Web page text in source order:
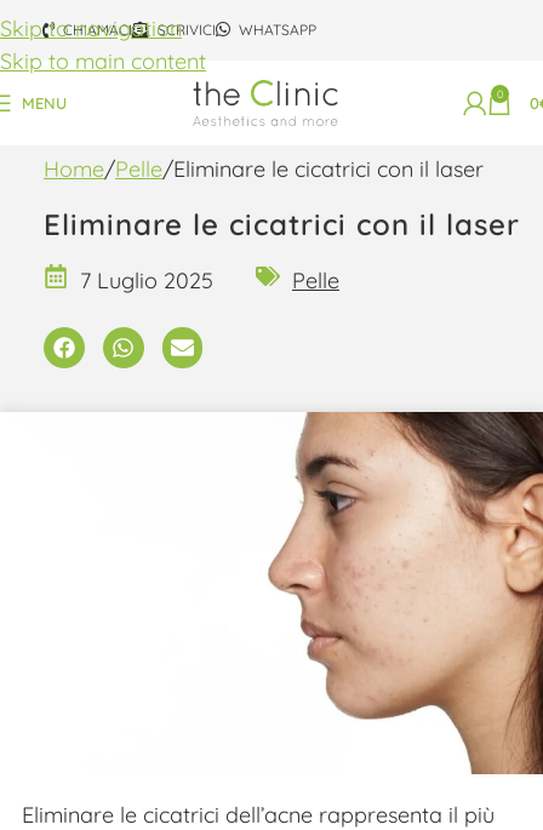
Skip to navigation
Skip to main content
CHIAMACI SCRIVICI WHATSAPP
MENU 0 0
Home Pelle Eliminare le cicatrici con il laser
Eliminare le cicatrici con il laser
7 Luglio 2025 Pelle
Eliminare le cicatrici dell’acne rappresenta il più